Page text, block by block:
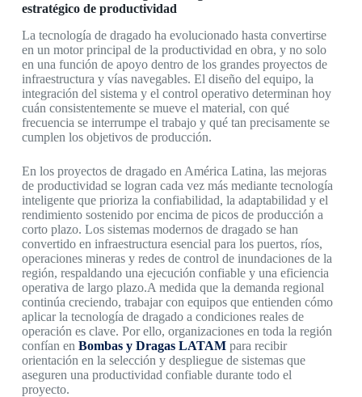
estratégico de productividad
La tecnología de dragado ha evolucionado hasta convertirse
en un motor principal de la productividad en obra, y no solo
en una función de apoyo dentro de los grandes proyectos de
infraestructura y vías navegables. El diseño del equipo, la
integración del sistema y el control operativo determinan hoy
cuán consistentemente se mueve el material, con qué
frecuencia se interrumpe el trabajo y qué tan precisamente se
cumplen los objetivos de producción.
En los proyectos de dragado en América Latina, las mejoras
de productividad se logran cada vez más mediante tecnología
inteligente que prioriza la confiabilidad, la adaptabilidad y el
rendimiento sostenido por encima de picos de producción a
corto plazo. Los sistemas modernos de dragado se han
convertido en infraestructura esencial para los puertos, ríos,
operaciones mineras y redes de control de inundaciones de la
región, respaldando una ejecución confiable y una eficiencia
operativa de largo plazo.A medida que la demanda regional
continúa creciendo, trabajar con equipos que entienden cómo
aplicar la tecnología de dragado a condiciones reales de
operación es clave. Por ello, organizaciones en toda la región
confían en Bombas y Dragas LATAMpara recibir
orientación en la selección y despliegue de sistemas que
aseguren una productividad confiable durante todo el
proyecto.